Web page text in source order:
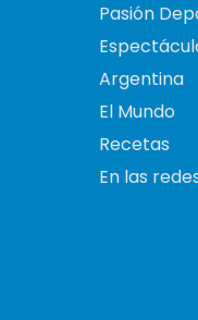
Pasión
Argentina
El Mundo
Recetas
En las